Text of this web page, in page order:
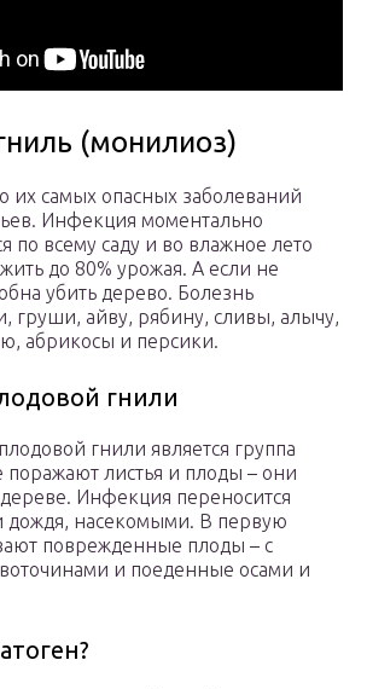
(монилиоз)
их самых опасных заболеваний
Инфекция моментально
по всему саду и во влажное лето
до 80% урожая. А если не
убить дерево. Болезнь
груши, айву, рябину, сливы, алычу,
абрикосы и персики.
гнили
гнили является группа
поражают листья и плоды – они
Инфекция переносится
дождя, насекомыми. В первую
поврежденные плоды – с
и поеденные осами и